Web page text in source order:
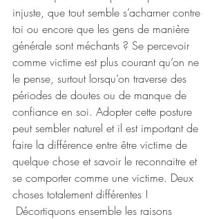
injuste, que tout semble s’acharner contre
toi ou encore que les gens de manière
générale sont méchants ? Se percevoir
comme victime est plus courant qu’on ne
le pense, surtout lorsqu’on traverse des
périodes de doutes ou de manque de
confiance en soi. Adopter cette posture
peut sembler naturel et il est important de
faire la différence entre être victime de
quelque chose et savoir le reconnaitre et
se comporter comme une victime. Deux
choses totalement différentes !
Décortiquons ensemble les raisons